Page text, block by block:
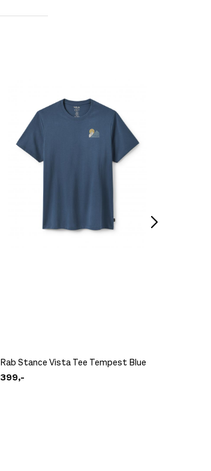
Rab Stance Vista Tee Tempest Blue
399,-